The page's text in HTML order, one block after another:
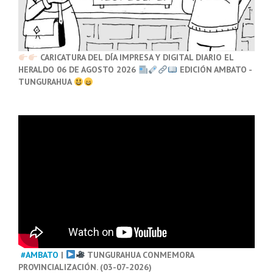
CARICATURA DEL DÍA IMPRESA Y DIGITAL DIARIO EL
HERALDO 06 DE AGOSTO 2026
EDICIÓN AMBATO -
TUNGURAHUA
#AMBATO |
TUNGURAHUA CONMEMORA
PROVINCIALIZACIÓN. (03-07-2026)